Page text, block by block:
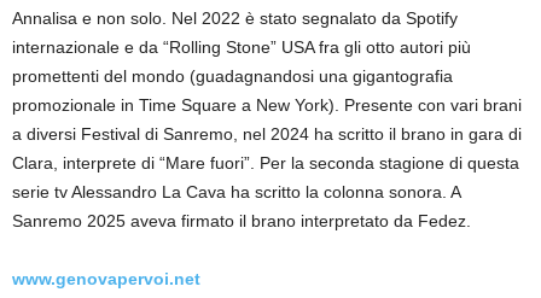
Annalisa e non solo. Nel 2022 è stato segnalato da Spotify
internazionale e da “Rolling Stone” USA fra gli otto autori più
promettenti del mondo (guadagnandosi una gigantografia
promozionale in Time Square a New York). Presente con vari brani
a diversi Festival di Sanremo, nel 2024 ha scritto il brano in gara di
Clara, interprete di “Mare fuori”. Per la seconda stagione di questa
serie tv Alessandro La Cava ha scritto la colonna sonora. A
Sanremo 2025 aveva firmato il brano interpretato da Fedez.
www.genovapervoi.net